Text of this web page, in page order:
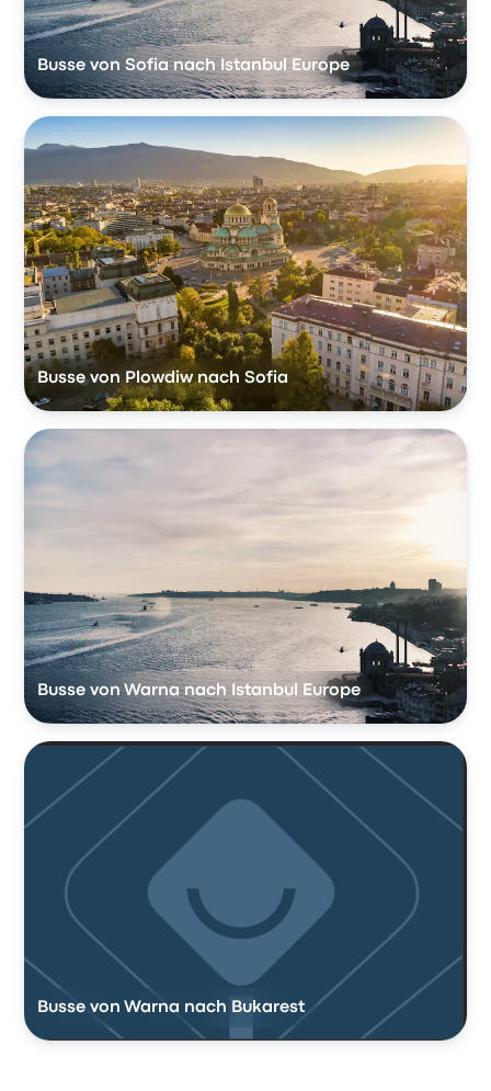
Busse von Sofia nach Istanbul Europe
Busse von Plowdiw nach Sofia
Busse von Warna nach Istanbul Europe
Busse von Warna nach Bukarest